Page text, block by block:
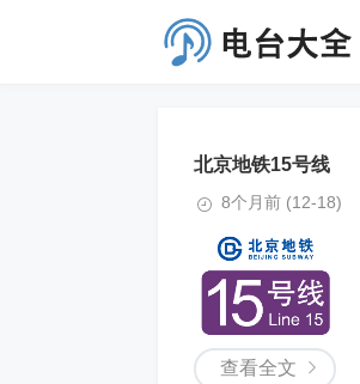
北京地铁15号线
8个月前 (12-18)
查看全文